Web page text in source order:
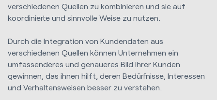
verschiedenen Quellen zu kombinieren und sie auf
koordinierte und sinnvolle Weise zu nutzen.
Durch die Integration von Kundendaten aus
verschiedenen Quellen können Unternehmen ein
umfassenderes und genaueres Bild ihrer Kunden
gewinnen, das ihnen hilft, deren Bedürfnisse, Interessen
und Verhaltensweisen besser zu verstehen.